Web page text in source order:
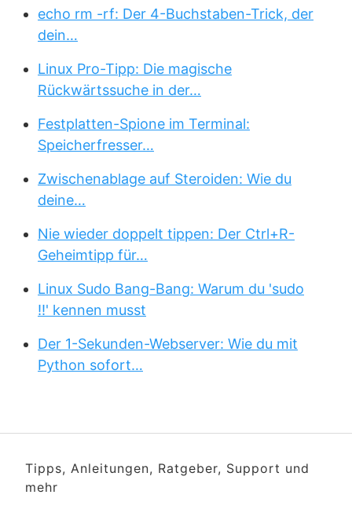
echo rm -rf: Der 4-Buchstaben-Trick, der
dein…
Linux Pro-Tipp: Die magische
Rückwärtssuche in der…
Festplatten-Spione im Terminal:
Speicherfresser…
Zwischenablage auf Steroiden: Wie du
deine…
Nie wieder doppelt tippen: Der Ctrl+R-
Geheimtipp für…
Linux Sudo Bang-Bang: Warum du 'sudo
!!' kennen musst
Der 1-Sekunden-Webserver: Wie du mit
Python sofort…
Tipps, Anleitungen, Ratgeber, Support und
mehr